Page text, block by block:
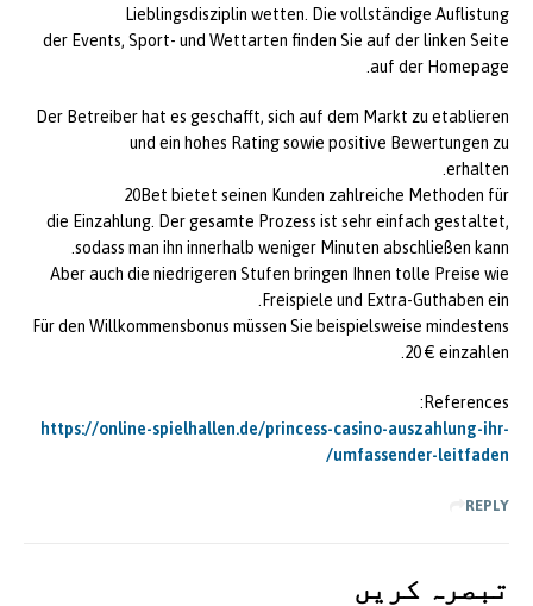
Lieblingsdisziplin wetten. Die vollständige Auflistung
der Events, Sport- und Wettarten finden Sie auf der linken Seite
auf der Homepage.
Der Betreiber hat es geschafft, sich auf dem Markt zu etablieren
und ein hohes Rating sowie positive Bewertungen zu
erhalten.
20Bet bietet seinen Kunden zahlreiche Methoden für
die Einzahlung. Der gesamte Prozess ist sehr einfach gestaltet,
sodass man ihn innerhalb weniger Minuten abschließen kann.
Aber auch die niedrigeren Stufen bringen Ihnen tolle Preise wie
Freispiele und Extra-Guthaben ein.
Für den Willkommensbonus müssen Sie beispielsweise mindestens
20 € einzahlen.
References:
https://online-spielhallen.de/princess-casino-auszahlung-ihr-
umfassender-leitfaden/
REPLY
تبصرہ کريں